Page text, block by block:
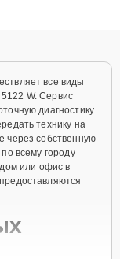
все виды
W. Сервис
диагностику
технику на
через собственную
всему городу
или офис в